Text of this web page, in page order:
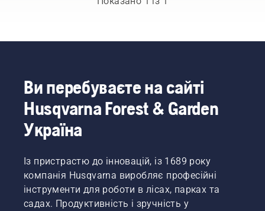
Ви перебуваєте на сайті
Husqvarna Forest & Garden
Україна
Із пристрастю до інновацій, із 1689 року
компанія Husqvarna виробляє професійні
інструменти для роботи в лісах, парках та
садах. Продуктивність і зручність у